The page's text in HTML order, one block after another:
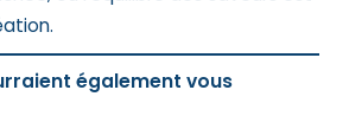
également vous